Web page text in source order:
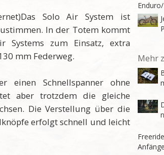
Solo Air System ist
In der Totem kommt
Systems zum Einsatz, extra
mm Federweg.
einen Schnellspanner ohne
aber trotzdem die gleiche
Die Verstellung über die
erfolgt schnell und leicht
Mehr